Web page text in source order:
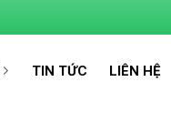
TIN TỨC LIÊN HỆ